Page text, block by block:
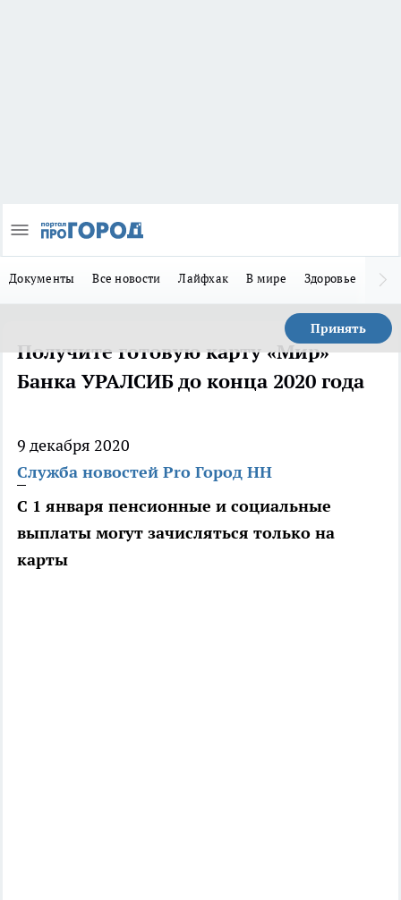
Документы Все новости Лайфхак В мире Здоровье
Принять
Получите готовую карту «Мир»
Банка УРАЛСИБ до конца 2020 года
9 декабря 2020
Служба новостей Pro Город НН
С 1 января пенсионные и социальные
выплаты могут зачисляться только на
карты